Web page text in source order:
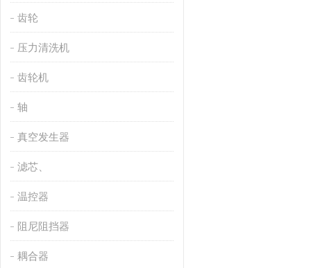
齿轮
压力清洗机
齿轮机
轴
真空发生器
滤芯、
温控器
阻尼阻挡器
耦合器